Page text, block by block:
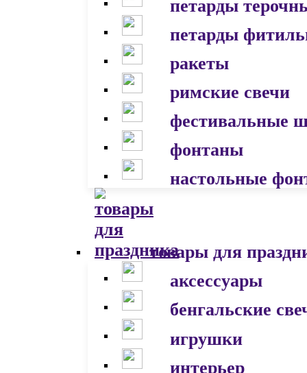
петарды
петарды
ракеты
римские свечи
фестивальные
фонтаны
настольные
товары для
аксессуары
бенгальские
игрушки
интерьер